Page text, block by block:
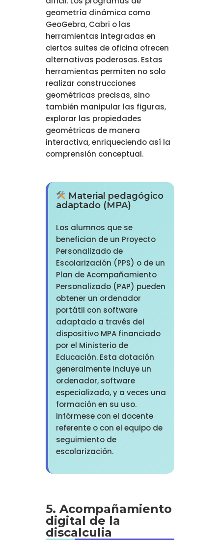
geometría dinámica como
GeoGebra, Cabri o las
herramientas integradas en
ciertos suites de oficina ofrecen
alternativas poderosas. Estas
herramientas permiten no solo
realizar construcciones
geométricas precisas, sino
también manipular las figuras,
explorar las propiedades
geométricas de manera
interactiva, enriqueciendo así la
comprensión conceptual.
Material pedagógico
adaptado (MPA)
Los alumnos que se
benefician de un Proyecto
Personalizado de
Escolarización (PPS) o de un
Plan de Acompañamiento
Personalizado (PAP) pueden
obtener un ordenador
portátil con software
adaptado a través del
dispositivo MPA financiado
por el Ministerio de
Educación. Esta dotación
generalmente incluye un
ordenador, software
especializado, y a veces una
formación en su uso.
Infórmese con el docente
referente o con el equipo de
seguimiento de
escolarización.
5. Acompañamiento
digital de la
discalculia